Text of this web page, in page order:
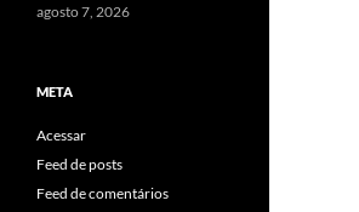
agosto 7, 2026
META
Acessar
Feed de posts
Feed de comentários